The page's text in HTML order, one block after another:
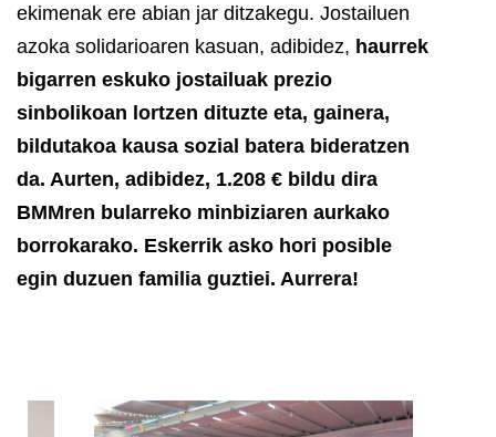
ekimenak ere abian jar ditzakegu. Jostailuen
azoka solidarioaren kasuan, adibidez, haurrek
bigarren eskuko jostailuak prezio
sinbolikoan lortzen dituzte eta, gainera,
bildutakoa kausa sozial batera bideratzen
da. Aurten, adibidez, 1.208 € bildu dira
BMMren bularreko minbiziaren aurkako
borrokarako. Eskerrik asko hori posible
egin duzuen familia guztiei. Aurrera!